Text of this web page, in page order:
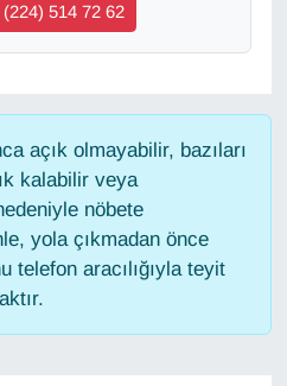
(224) 514 72 62
açık olmayabilir, bazıları
kalabilir veya
nöbete
yola çıkmadan önce
telefon aracılığıyla teyit